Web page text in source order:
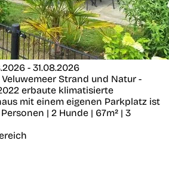
- 31.08.2026
Strand und Natur -
erbaute klimatisierte
mit einem eigenen Parkplatz ist
| 2 Hunde | 67m² | 3